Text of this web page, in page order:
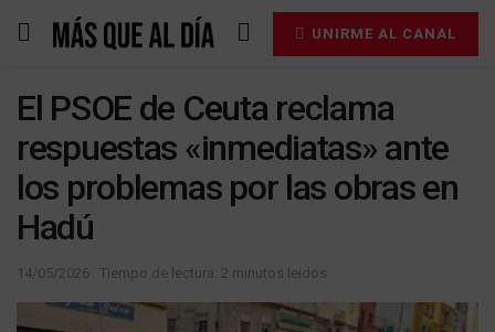
UNIRME AL CANAL
El PSOE de Ceuta reclama
respuestas «inmediatas» ante
los problemas por las obras en
Hadú
14/05/2026 Tiempo de lectura: 2 minutos leidos